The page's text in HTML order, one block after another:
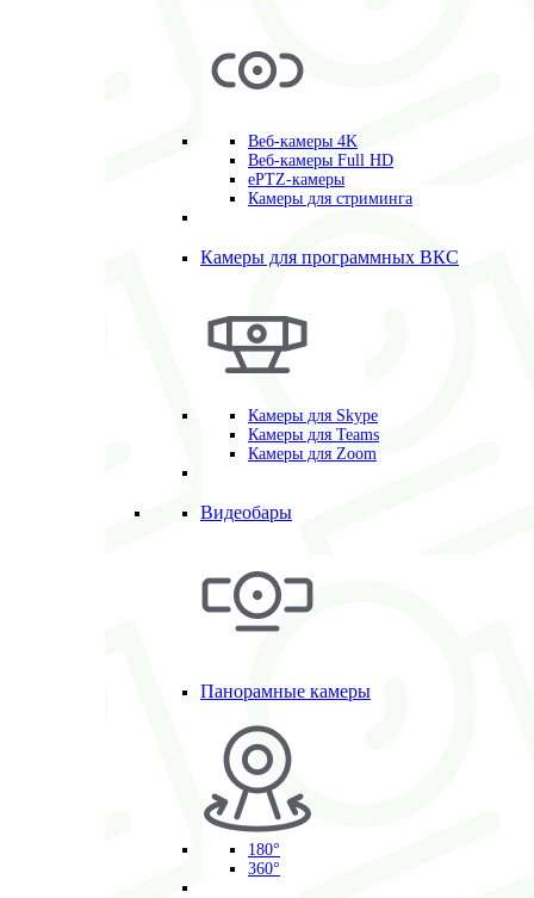
Веб-камеры 4K
Веб-камеры Full HD
ePTZ-камеры
Камеры для стриминга
Камеры для программных ВКС
Камеры для Skype
Камеры для Teams
Камеры для Zoom
Видеобары
Панорамные камеры
180°
360°